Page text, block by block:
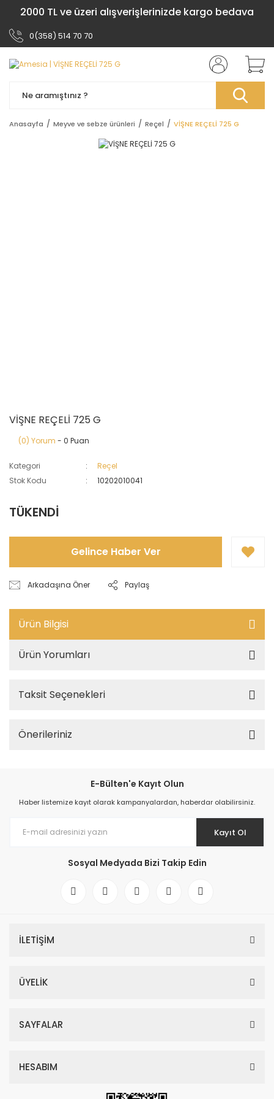
2000 TL ve üzeri alışverişlerinizde kargo bedava
0(358) 514 70 70
Anasayfa Meyve ve sebze ürünleri Reçel VİŞNE REÇELİ 725 G
VİŞNE REÇELİ 725 G
(0) Yorum - 0 Puan
Kategori
Reçel
Stok Kodu
10202010041
TÜKENDİ
Gelince Haber Ver
Arkadaşına Öner Paylaş
Ürün Bilgisi
Ürün Yorumları
Taksit Seçenekleri
Önerileriniz
E-Bülten'e Kayıt Olun
Haber listemize kayıt olarak kampanyalardan, haberdar olabilirsiniz.
Kayıt Ol
Sosyal Medyada Bizi Takip Edin
İLETİŞİM
ÜYELİK
SAYFALAR
HESABIM